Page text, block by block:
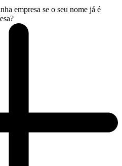
empresa se o seu nome já é